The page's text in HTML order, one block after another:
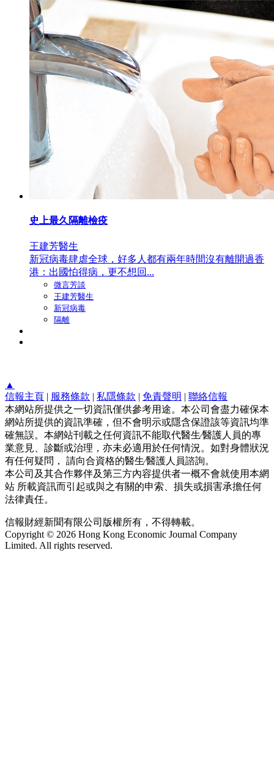
史上最久隔離檢疫
王建芳醫生
新冠病毒肆虐全球，好多人都有兩年時間沒有離開過香
港：出國怕得病，更不想回...
微言芳談
王建芳醫生
新冠病毒
隔離
▲
信報主頁 | 服務條款 | 私隱條款 | 免責聲明 | 聯絡信報
本網站所提供之一切資訊僅供參考用途。本公司會盡力確保本
網站所提供的資訊準確，但不會明示或隱含保證該等資訊均準
確無誤。本網站刊載之任何資訊不能取代醫生∕醫護人員的專
業意見、診斷或治理，亦未必適用於任何情況。如對身體狀況
有任何疑問， 請向合資格的醫生∕醫護人員諮詢。
本公司及其合作夥伴及第三方內容提供者一概不會就使用本網
站 所載資訊而引起或與之有關的申索、損失或損害承擔任何
法律責任。
信報財經新聞有限公司版權所有，不得轉載。
Copyright © 2026 Hong Kong Economic Journal Company
Limited. All rights reserved.